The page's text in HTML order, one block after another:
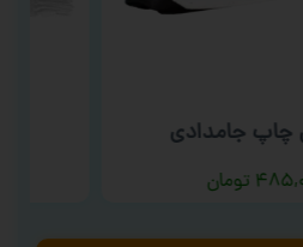
جامدادی
تومان